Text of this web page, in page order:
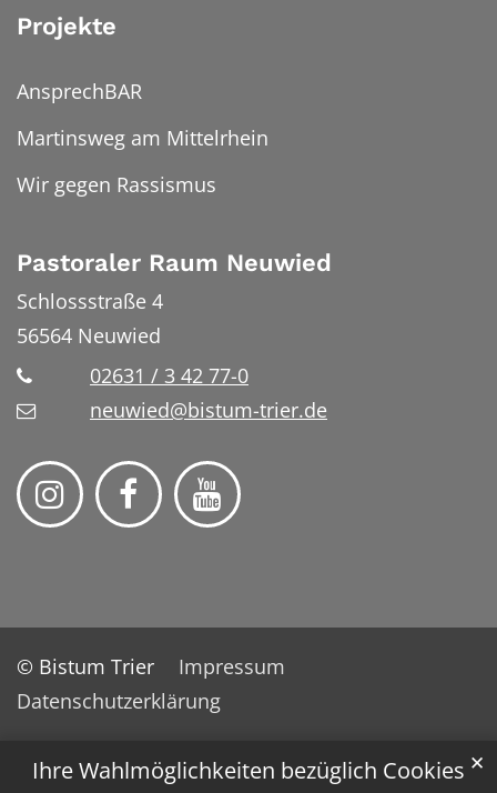
Ihre Wahlmöglichkeiten bezüglich Cookies ✕
Projekte
AnsprechBAR
Martinsweg am Mittelrhein
Wir gegen Rassismus
Pastoraler Raum Neuwied
Schlossstraße 4
56564 Neuwied
02631 / 3 42 77-0
neuwied@bistum-trier.de
© Bistum Trier
Impressum
Datenschutzerklärung